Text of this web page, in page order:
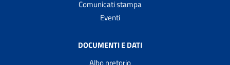
Comunicati stampa
Eventi
DOCUMENTI E DATI
Albo pretorio